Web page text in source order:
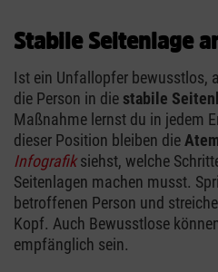
Stabile Seitenlage
Ist ein Unfallopfer bewusstlos,
die Person in die stabile
Maßnahme lernst du in jedem
dieser Position bleiben die
Infografiksiehst, welche
Seitenlagen machen musst.
betroffenen Person und
Kopf. Auch Bewusstlose
empfänglich sein.